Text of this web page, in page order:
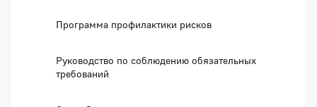
Программа профилактики рисков
Руководство по соблюдению обязательных
требований